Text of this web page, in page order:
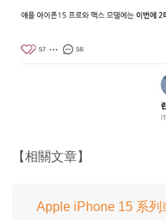
【相關文章】
Apple iPhone 15 系列